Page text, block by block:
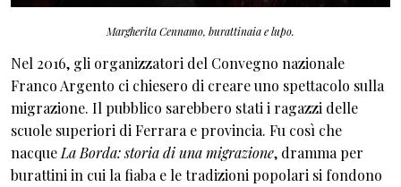
Margherita Cennamo, burattinaia e lupo.
Nel 2016, gli organizzatori del Convegno nazionale
Franco Argento ci chiesero di creare uno spettacolo sulla
migrazione. Il pubblico sarebbero stati i ragazzi delle
scuole superiori di Ferrara e provincia. Fu così che
nacque La Borda: storia di una migrazione, dramma per
burattini in cui la fiaba e le tradizioni popolari si fondono